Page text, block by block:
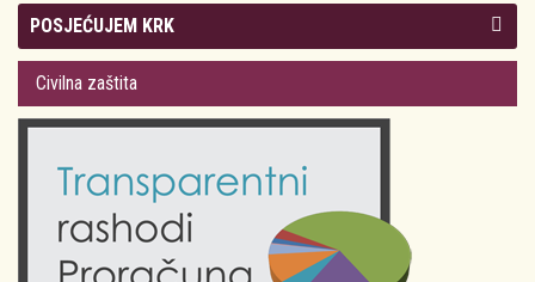
Kolegij gradonačelnika
Gradsko vijeće
Odluke Grada Krka (Službene novine PGŽ)
Obrazovanje
POSJEĆUJEM KRK
Plan Grada Krka
Krk 360° VR panorama
Krk uživo
Fotogalerije
Kalendar događanja
Civilna zaštita